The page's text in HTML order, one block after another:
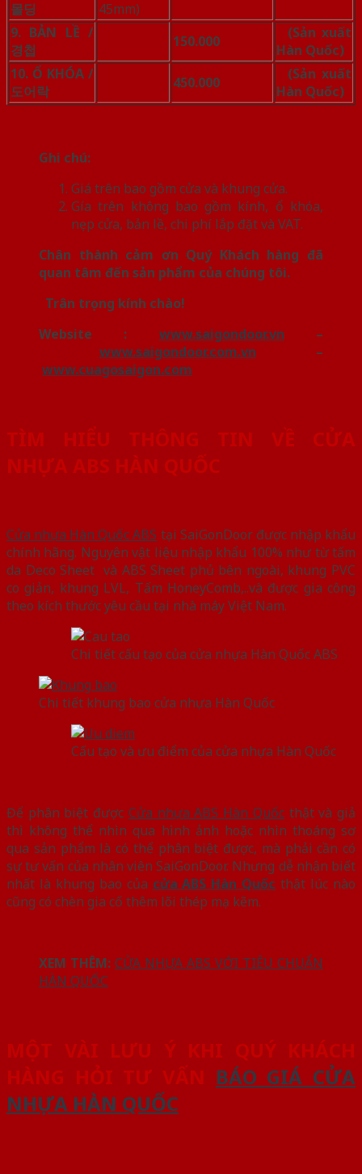
몰딩
45mm)
9. BẢN LỀ /
경첩
150.000
(Sản xuất
Hàn Quốc)
10. Ổ KHÓA /
도어락
450.000
(Sản xuất
Hàn Quốc)
Ghi chú:
Giá trên bao gồm cửa và khung cửa.
Gía trên không bao gồm kính, ổ khóa,
nẹp cửa, bản lề, chi phí lắp đặt và VAT.
Chân thành cảm ơn Quý Khách hàng đã
quan tâm đến sản phẩm của chúng tôi.
Trân trọng kính chào!
Website : www.saigondoor.vn –
www.saigondoor.com.vn –
www.cuagosaigon.com
TÌM HIỂU THÔNG TIN VỀ CỬA
NHỰA ABS HÀN QUỐC
Cửa nhựa Hàn Quốc ABS tại SaiGonDoor được nhập khẩu
chính hãng. Nguyên vật liệu nhập khẩu 100% như từ tấm
da Deco Sheet và ABS Sheet phủ bên ngoài, khung PVC
co giản, khung LVL, Tấm HoneyComb,..và được gia công
theo kích thước yêu cầu tại nhà máy Việt Nam.
Chi tiết cấu tạo của cửa nhựa Hàn Quốc ABS
Chi tiết khung bao cửa nhựa Hàn Quốc
Cấu tạo và ưu điểm của cửa nhựa Hàn Quốc
Để phân biệt được Cửa nhựa ABS Hàn Quốcthật và giả
thì không thể nhìn qua hình ảnh hoặc nhìn thoáng sơ
qua sản phẩm là có thể phân biệt được, mà phải cần có
sự tư vấn của nhân viên SaiGonDoor. Nhưng dễ nhận biết
nhất là khung bao của cửa ABS Hàn Quốc thật lúc nào
cũng có chèn gia cố thêm lõi thép mạ kẽm.
XEM THÊM: CỬA NHỰA ABS VỚI TIÊU CHUẨN
HÀN QUỐC
MỘT VÀI LƯU Ý KHI QUÝ KHÁCH
HÀNG HỎI TƯ VẤN BÁO GIÁ CỬA
NHỰA HÀN QUỐC